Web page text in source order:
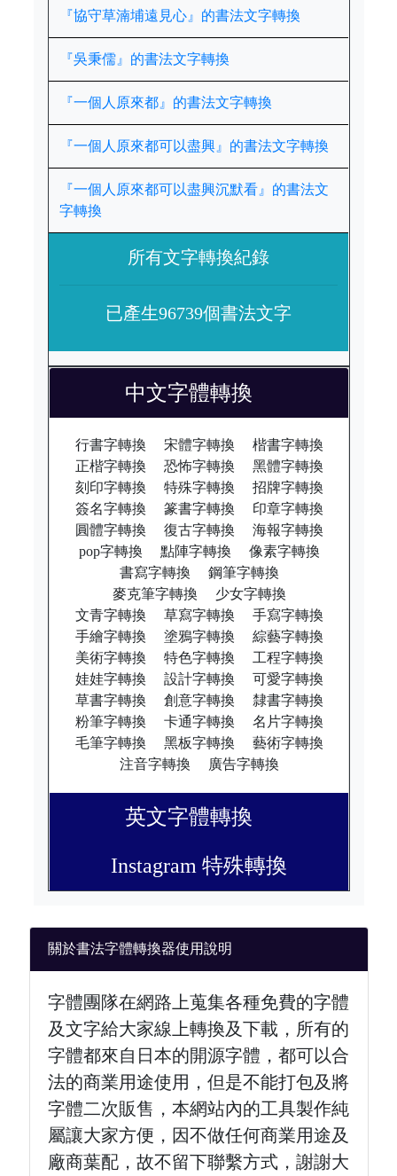
『協守草湳埔遠見心』的書法文字轉換
『吳秉儒』的書法文字轉換
『一個人原來都』的書法文字轉換
『一個人原來都可以盡興』的書法文字轉換
『一個人原來都可以盡興沉默看』的書法文
字轉換
所有文字轉換紀錄
已產生96739個書法文字
中文字體轉換
行書字轉換 宋體字轉換
楷書字轉換
正楷字轉換
恐怖字轉換
黑體字轉換
刻印字轉換
特殊字轉換
招牌字轉換
簽名字轉換
篆書字轉換
印章字轉換
圓體字轉換
復古字轉換
海報字轉換
pop字轉換
點陣字轉換
像素字轉換
書寫字轉換
鋼筆字轉換
麥克筆字轉換
少女字轉換
文青字轉換
草寫字轉換
手寫字轉換
手繪字轉換
塗鴉字轉換
綜藝字轉換
美術字轉換
特色字轉換
工程字轉換
娃娃字轉換
設計字轉換
可愛字轉換
草書字轉換
創意字轉換
隸書字轉換
粉筆字轉換
卡通字轉換
名片字轉換
毛筆字轉換
黑板字轉換
藝術字轉換
注音字轉換
廣告字轉換
英文字體轉換
Instagram 特殊轉換
關於書法字體轉換器使用說明
字體團隊在網路上蒐集各種免費的字體
及文字給大家線上轉換及下載，所有的
字體都來自日本的開源字體，都可以合
法的商業用途使用，但是不能打包及將
字體二次販售，本網站內的工具製作純
屬讓大家方便，因不做任何商業用途及
廠商葉配，故不留下聯繫方式，謝謝大